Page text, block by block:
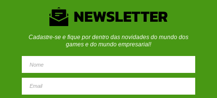
Cadastre-se e fique por dentro das novidades do mundo dos
games e do mundo empresarial!